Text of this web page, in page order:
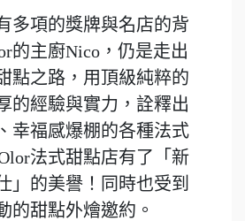
多項的獎牌與名店的背
的主廚Nico，仍是走出
點之路，用頂級純粹的
的經驗與實力，詮釋出
幸福感爆棚的各種法式
法式甜點店有了「新
」的美譽！同時也受到
的甜點外燴邀約。